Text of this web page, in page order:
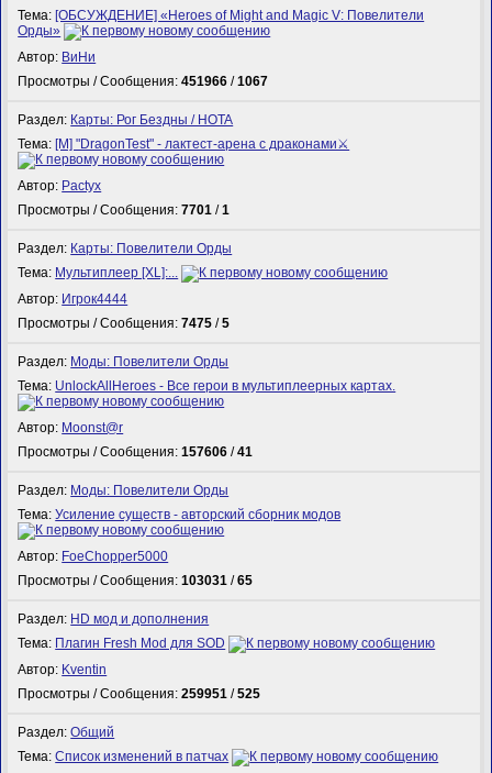
Тема: [ОБСУЖДЕНИЕ] «Heroes of Might and Magic V: Повелители
Орды»
Автор: ВиНи
Просмотры / Сообщения:451966 /1067
Раздел: Карты: Рог Бездны / HOTA
Тема: [M] "DragonTest" - лактест-арена с драконами⚔
Автор: Pactyx
Просмотры / Сообщения:7701 /1
Раздел: Карты: Повелители Орды
Тема: Мультиплеер [XL]:...
Автор: Игрок4444
Просмотры / Сообщения:7475 /5
Раздел: Моды: Повелители Орды
Тема: UnlockAllHeroes - Все герои в мультиплеерных картах.
Автор: Mооnst@r
Просмотры / Сообщения:157606 /41
Раздел: Моды: Повелители Орды
Тема:Усиление существ - авторский сборник модов
Автор: FoeChopper5000
Просмотры / Сообщения:103031 /65
Раздел: HD мод и дополнения
Тема: Плагин Fresh Mod для SOD
Автор: Kventin
Просмотры / Сообщения:259951 /525
Раздел:Общий
Тема:Список изменений в патчах